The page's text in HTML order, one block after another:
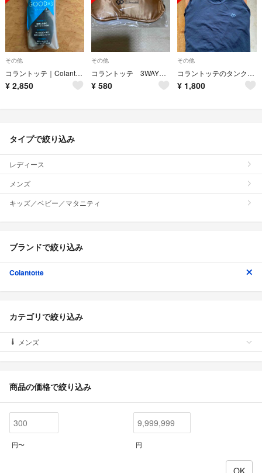
その他
コラントッテ｜Colantotte コラントッテRESNO アイマスクGOOD×
¥ 2,850
その他
コラントッテ 3WAYアイマスク
¥ 580
その他
コラントッテのタンクトップ ブラック M
¥ 1,800
タイプで絞り込み
レディース
メンズ
キッズ／ベビー／マタニティ
ブランドで絞り込み
Colantotte
カテゴリで絞り込み
メンズ
商品の価格で絞り込み
円〜 円